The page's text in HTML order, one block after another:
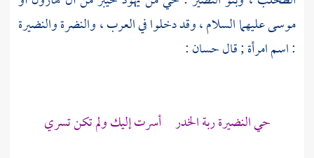
موسىعليهما السلام ، وقد دخلوا في العرب ، والنضرةوالنضيرة
: اسم امرأة ; قالحسان:
حي النضيرة ربة الخدر أسرت إليك ولم تكن تسري